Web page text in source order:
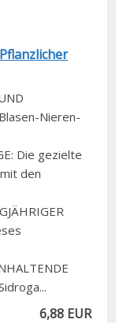
Nieren-
Die gezielte
den
6,88 EUR